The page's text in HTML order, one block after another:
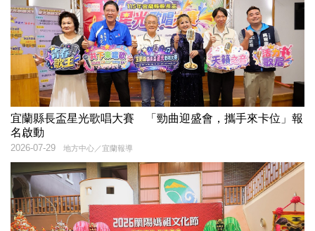
宜蘭縣長盃星光歌唱大賽 「勁曲迎盛會，攜手來卡位」報
名啟動
地方中心／宜蘭報導
2026-07-29